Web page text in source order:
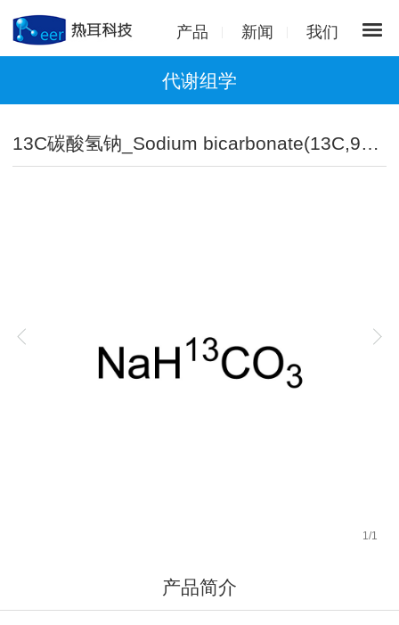
产品 新闻 我们
代谢组学
13C碳酸氢钠_Sodium bicarbonate(13C,99%)
1 /1
产品简介